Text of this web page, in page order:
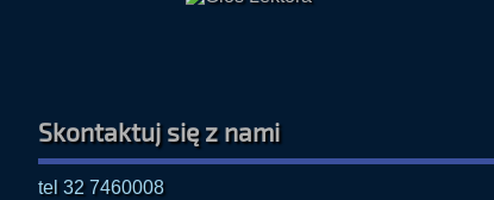
Skontaktuj się z nami
tel 32 7460008